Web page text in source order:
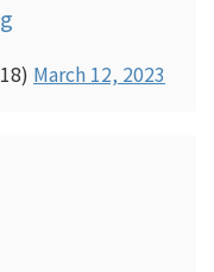
March 12, 2023